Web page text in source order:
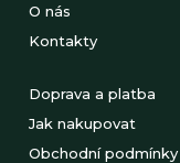
O nás
Kontakty
Doprava a platba
Jak nakupovat
Obchodní podmínky